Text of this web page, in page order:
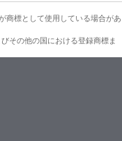
商標として使用している場合があ
その他の国における登録商標ま